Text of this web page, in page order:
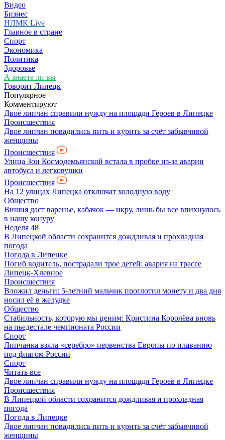
Видео
Бизнес
НЛМК Live
Главное в стране
Спорт
Экономика
Политика
Здоровье
А знаете ли вы
Говорит Липецк
Популярное
Комментируют
Двое липчан справили нужду на площади Героев в Липецке
Происшествия
Двое липчан повадились пить и курить за счёт забывчивой
женщины
Происшествия
Улица Зои Космодемьянской встала в пробке из-за аварии
автобуса и легковушки
Происшествия
На 12 улицах Липецка отключат холодную воду
Общество
Вишня даст варенье, кабачок — икру, лишь бы все впихнулось
в нашу конуру
Неделя 48
В Липецкой области сохранится дождливая и прохладная
погода
Погода в Липецке
Погиб водитель, пострадали трое детей: авария на трассе
Липецк-Хлевное
Происшествия
Вложил деньги: 5-летний мальчик проглотил монету и два дня
носил её в желудке
Общество
Стабильность, которую мы ценим: Кристина Королёва вновь
на пьедестале чемпионата России
Спорт
Липчанка взяла «серебро» первенства Европы по плаванию
под флагом России
Спорт
Читать все
Двое липчан справили нужду на площади Героев в Липецке
Происшествия
В Липецкой области сохранится дождливая и прохладная
погода
Погода в Липецке
Двое липчан повадились пить и курить за счёт забывчивой
женщины